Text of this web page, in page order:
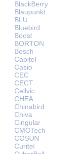
BlackBerry
Blaupunkt
BLU
Bluebird
Boost
BORTON
Bosch
Capitel
Casio
CEC
CECT
Cellvic
CHEA
Chinabird
Chiva
Cingular
CMOTech
COSUN
Curitel